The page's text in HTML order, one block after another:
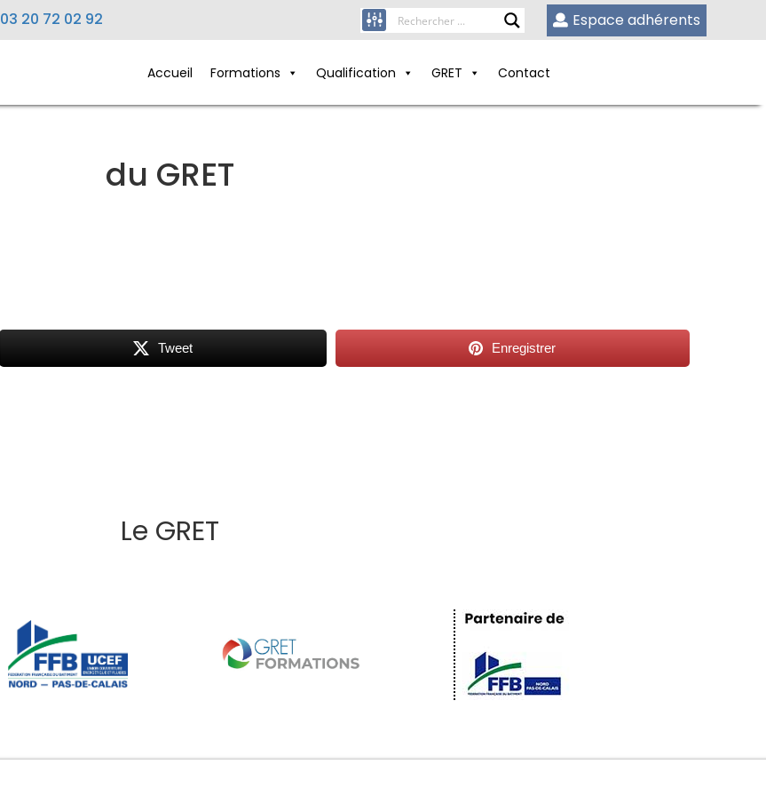
03 20 72 02 92 Espace adhérents
Accueil Formations Qualification GRET Contact
du GRET
Tweet Enregistrer
Le GRET